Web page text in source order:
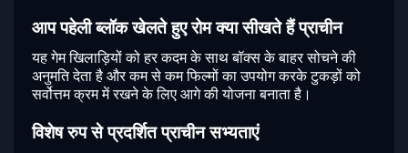
आप पहेली ब्लॉक खेलते हुए रोम क्या सीखते हैं प्राचीन
यह गेम खिलाड़ियों को हर कदम के साथ बॉक्स के बाहर सोचने की
अनुमति देता है और कम से कम फिल्मों का उपयोग करके टुकड़ों को
सर्वोत्तम क्रम में रखने के लिए आगे की योजना बनाता है।
विशेष रुप से प्रदर्शित प्राचीन सभ्यताएं